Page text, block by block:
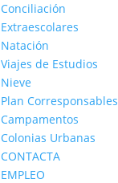
Conciliación
Extraescolares
Natación
Viajes de Estudios
Nieve
Plan Corresponsables
Campamentos
Colonias Urbanas
CONTACTA
EMPLEO